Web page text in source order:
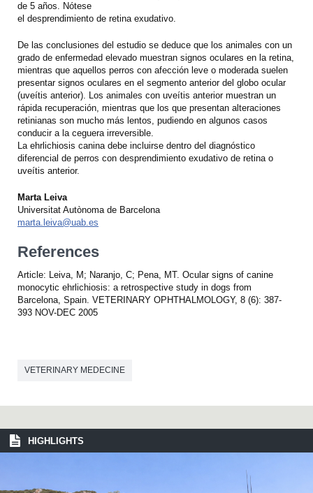
de 5 años. Nótese
el desprendimiento de retina exudativo.
De las conclusiones del estudio se deduce que los animales con un
grado de enfermedad elevado muestran signos oculares en la retina,
mientras que aquellos perros con afección leve o moderada suelen
presentar signos oculares en el segmento anterior del globo ocular
(uveítis anterior). Los animales con uveítis anterior muestran un
rápida recuperación, mientras que los que presentan alteraciones
retinianas son mucho más lentos, pudiendo en algunos casos
conducir a la ceguera irreversible.
La ehrlichiosis canina debe incluirse dentro del diagnóstico
diferencial de perros con desprendimiento exudativo de retina o
uveítis anterior.
Marta Leiva
Universitat Autònoma de Barcelona
marta.leiva@uab.es
References
Article: Leiva, M; Naranjo, C; Pena, MT. Ocular signs of canine
monocytic ehrlichiosis: a retrospective study in dogs from
Barcelona, Spain. VETERINARY OPHTHALMOLOGY, 8 (6): 387-
393 NOV-DEC 2005
VETERINARY MEDECINE
HIGHLIGHTS